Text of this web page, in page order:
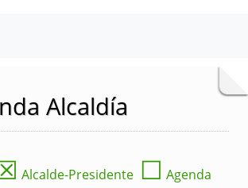
Alcaldía
Alcalde-Presidente ☐ Agenda